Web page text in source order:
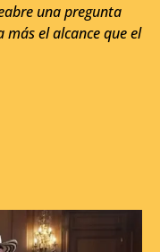
una pregunta
el alcance que el